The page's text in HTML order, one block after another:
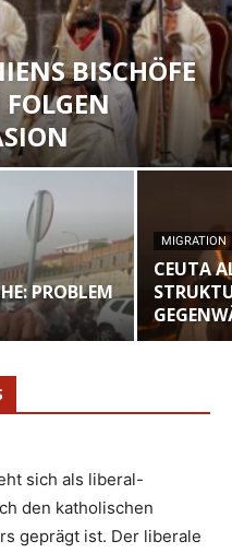
BISCHÖFE
PROBLEM G
MIGRATION
CEUTA
sich als liberal-
den katholischen
geprägt ist. Der liberale